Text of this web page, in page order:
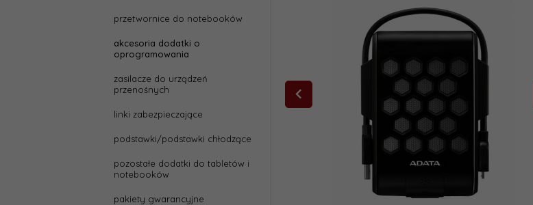
przetwornice do notebooków
akcesoria dodatki o
oprogramowania
zasilacze do urządzeń
przenośnych
linki zabezpieczające
podstawki/podstawki chłodzące
pozostałe dodatki do tabletów i
notebooków
pakiety gwarancyjne